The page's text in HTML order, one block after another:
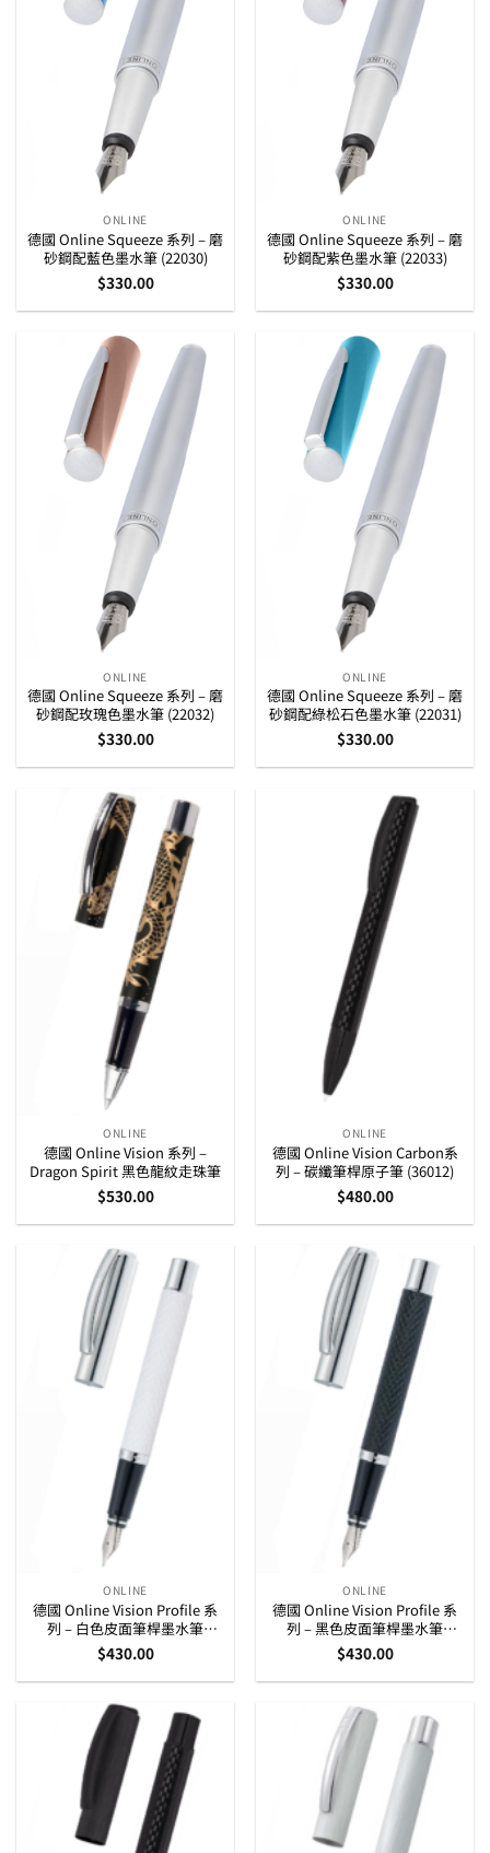
ONLINE
德國 Online Squeeze 系列 – 磨
砂鋼配藍色墨水筆 (22030)
$330.00
ONLINE
德國 Online Squeeze 系列 – 磨
砂鋼配紫色墨水筆 (22033)
$330.00
ONLINE
德國 Online Squeeze 系列 – 磨
砂鋼配玫瑰色墨水筆 (22032)
$330.00
ONLINE
德國 Online Squeeze 系列 – 磨
砂鋼配綠松石色墨水筆 (22031)
$330.00
ONLINE
德國 Online Vision 系列 –
Dragon Spirit 黑色龍紋走珠筆
$530.00
ONLINE
德國 Online Vision Carbon系
列 – 碳纖筆桿原子筆 (36012)
$480.00
ONLINE
德國 Online Vision Profile 系
列 – 白色皮面筆桿墨水筆
(36795)
$430.00
ONLINE
德國 Online Vision Profile 系
列 – 黑色皮面筆桿墨水筆
(36766)
$430.00